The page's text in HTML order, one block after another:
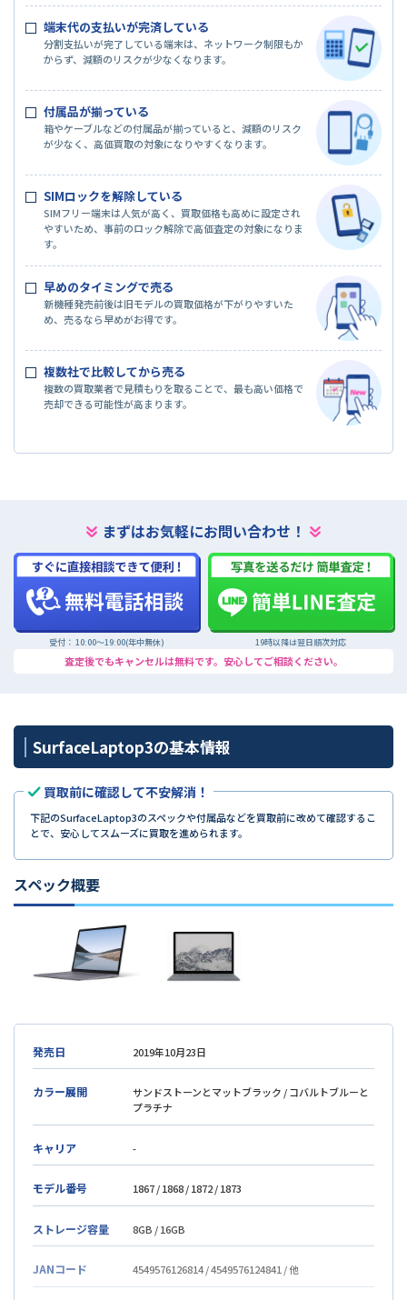
端末代の支払いが完済している
分割支払いが完了している端末は、ネットワーク制限もか
からず、減額のリスクが少なくなります。
付属品が揃っている
箱やケーブルなどの付属品が揃っていると、減額のリスク
が少なく、高価買取の対象になりやすくなります。
SIMロックを解除している
SIMフリー端末は人気が高く、買取価格も高めに設定され
やすいため、事前のロック解除で高価査定の対象になりま
す。
早めのタイミングで売る
新機種発売前後は旧モデルの買取価格が下がりやすいた
め、売るなら早めがお得です。
複数社で比較してから売る
複数の買取業者で見積もりを取ることで、最も高い価格で
売却できる可能性が高まります。
まずはお気軽にお問い合わせ！
受付： 10:00〜19:00(年中無休) 19時以降は翌日順次対応
査定後でもキャンセルは無料です。安心してご相談ください。
SurfaceLaptop3の基本情報
買取前に確認して不安解消！
下記のSurfaceLaptop3のスペックや付属品などを買取前に改めて確認するこ
とで、安心してスムーズに買取を進められます。
スペック概要
発売日 2019年10月23日
カラー展開
サンドストーンとマットブラック / コバルトブルーと
プラチナ
キャリア -
モデル番号 1867 / 1868 / 1872 / 1873
ストレージ容量 8GB / 16GB
JANコード 4549576126814 / 4549576124841 / 他